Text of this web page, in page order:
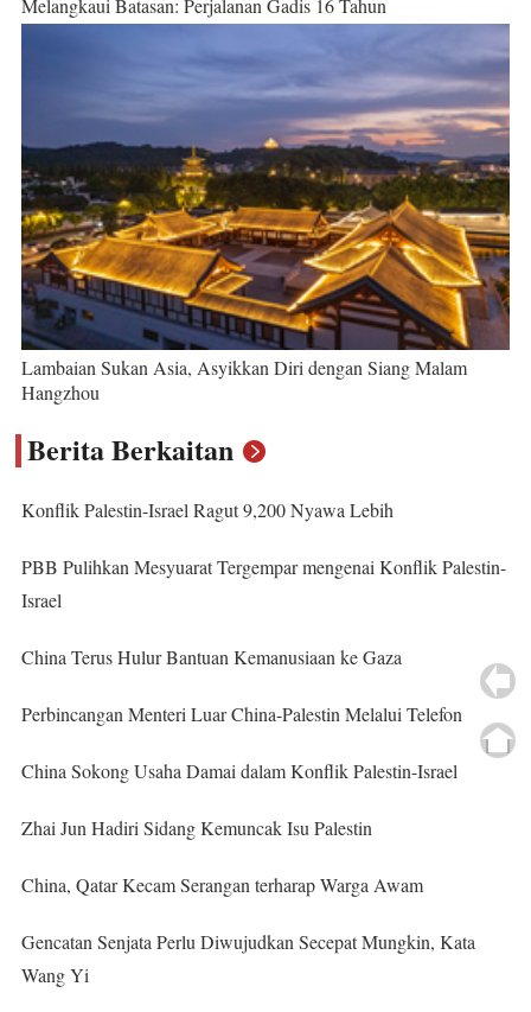
Melangkaui Batasan: Perjalanan Gadis 16 Tahun
Lambaian Sukan Asia, Asyikkan Diri dengan Siang Malam
Hangzhou
Berita Berkaitan
Konflik Palestin-Israel Ragut 9,200 Nyawa Lebih
PBB Pulihkan Mesyuarat Tergempar mengenai Konflik Palestin-
Israel
China Terus Hulur Bantuan Kemanusiaan ke Gaza
Perbincangan Menteri Luar China-Palestin Melalui Telefon
China Sokong Usaha Damai dalam Konflik Palestin-Israel
Zhai Jun Hadiri Sidang Kemuncak Isu Palestin
China, Qatar Kecam Serangan terharap Warga Awam
Gencatan Senjata Perlu Diwujudkan Secepat Mungkin, Kata
Wang Yi